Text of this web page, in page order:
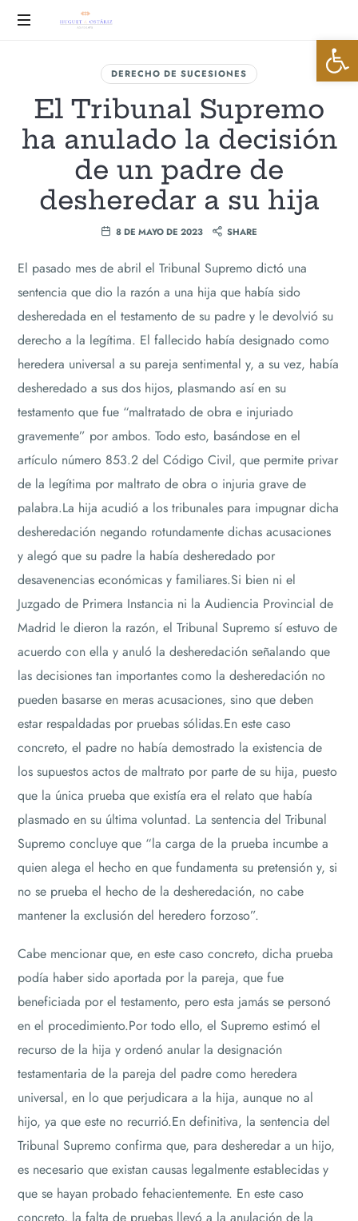
Huguet
Ostáriz
DERECHO DE SUCESIONES
El Tribunal Supremo
ha anulado la decisión
de un padre de
desheredar a su hija
8 DE MAYO DE 2023 SHARE
El pasado mes de abril el Tribunal Supremo dictó una
sentencia que dio la razón a una hija que había sido
desheredada en el testamento de su padre y le devolvió su
derecho a la legítima. El fallecido había designado como
heredera universal a su pareja sentimental y, a su vez, había
desheredado a sus dos hijos, plasmando así en su
testamento que fue “maltratado de obra e injuriado
gravemente” por ambos. Todo esto, basándose en el
artículo número 853.2 del Código Civil, que permite privar
de la legítima por maltrato de obra o injuria grave de
palabra.La hija acudió a los tribunales para impugnar dicha
desheredación negando rotundamente dichas acusaciones
y alegó que su padre la había desheredado por
desavenencias económicas y familiares.Si bien ni el
Juzgado de Primera Instancia ni la Audiencia Provincial de
Madrid le dieron la razón, el Tribunal Supremo sí estuvo de
acuerdo con ella y anuló la desheredación señalando que
las decisiones tan importantes como la desheredación no
pueden basarse en meras acusaciones, sino que deben
estar respaldadas por pruebas sólidas.En este caso
concreto, el padre no había demostrado la existencia de
los supuestos actos de maltrato por parte de su hija, puesto
que la única prueba que existía era el relato que había
plasmado en su última voluntad. La sentencia del Tribunal
Supremo concluye que “la carga de la prueba incumbe a
quien alega el hecho en que fundamenta su pretensión y, si
no se prueba el hecho de la desheredación, no cabe
mantener la exclusión del heredero forzoso”.
Cabe mencionar que, en este caso concreto, dicha prueba
podía haber sido aportada por la pareja, que fue
beneficiada por el testamento, pero esta jamás se personó
en el procedimiento.Por todo ello, el Supremo estimó el
recurso de la hija y ordenó anular la designación
testamentaria de la pareja del padre como heredera
universal, en lo que perjudicara a la hija, aunque no al
hijo, ya que este no recurrió.En definitiva, la sentencia del
Tribunal Supremo confirma que, para desheredar a un hijo,
es necesario que existan causas legalmente establecidas y
que se hayan probado fehacientemente. En este caso
Abrir